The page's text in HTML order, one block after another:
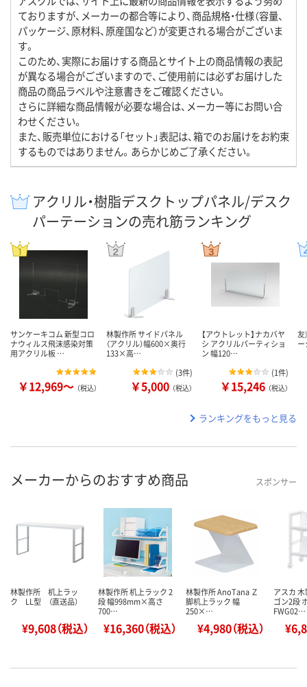
ておりますが、メーカーの都合等により、商品規格・仕様（容量、
パッケージ、原材料、原産国など）が変更される場合がございま
す。
このため、実際にお届けする商品とサイト上の商品情報の表記
が異なる場合がございますので、ご使用前には必ずお届けした
商品の商品ラベルや注意書きをご確認ください。
さらに詳細な商品情報が必要な場合は、メーカー等にお問い合
わせください。
また、販売単位における「セット」表記は、箱でのお届けをお約束
するものではありません。あらかじめご了承ください。
アクリル・樹脂デスクトップパネル/デスク
パーテーションの売れ筋ランキング
サンケーキコム 新型コロ
ナウィルス飛沫感染対策
用アクリル板 …
￥12,969～ （税込）
林製作所 サイドパネル
（アクリル）幅600×奥行
133×高…
(3件)
￥5,000 （税込）
【アウトレット】ナカバヤ
シ アクリルパーティショ
ン 幅120…
(1件)
￥15,246 （税込）
友
ランキングをもっと見る
メーカーからのおすすめ商品 スポンサー
林製作所 机上ラッ
ク LL型 （直送品）
¥9,608（税込）
林製作所 机上ラック 2
段 幅998mm×高さ
700…
¥16,360（税込）
林製作所 AnoTana Ｚ
脚机上ラック 幅
250×…
¥4,980（税込）
アスカ
ゴン2段
FWG02…